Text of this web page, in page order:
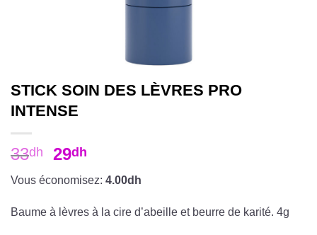
STICK SOIN DES LÈVRES PRO
INTENSE
33dh 29dh
Vous économisez: 4.00dh
Baume à lèvres à la cire d’abeille et beurre de karité. 4g